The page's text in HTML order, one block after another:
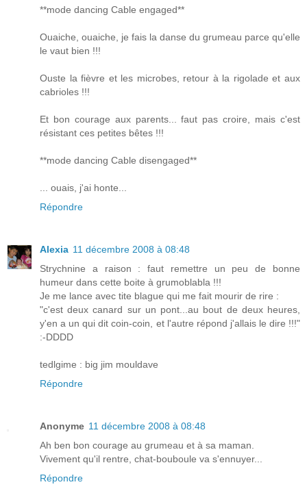
**mode dancing Cable engaged**
Ouaiche, ouaiche, je fais la danse du grumeau parce qu'elle
le vaut bien !!!
Ouste la fièvre et les microbes, retour à la rigolade et aux
cabrioles !!!
Et bon courage aux parents... faut pas croire, mais c'est
résistant ces petites bêtes !!!
**mode dancing Cable disengaged**
... ouais, j'ai honte...
Répondre
Alexia 11 décembre 2008 à 08:48
Strychnine a raison : faut remettre un peu de bonne
humeur dans cette boite à grumoblabla !!!
Je me lance avec tite blague qui me fait mourir de rire :
"c'est deux canard sur un pont...au bout de deux heures,
y'en a un qui dit coin-coin, et l'autre répond j'allais le dire !!!"
:-DDDD
tedlgime : big jim mouldave
Répondre
Anonyme 11 décembre 2008 à 08:48
Ah ben bon courage au grumeau et à sa maman.
Vivement qu'il rentre, chat-bouboule va s'ennuyer...
Répondre